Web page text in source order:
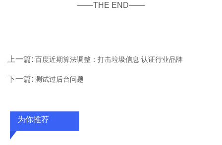
——THE END——
上一篇:百度近期算法调整：打击垃圾信息 认证行业品牌
下一篇:测试过后台问题
为你推荐